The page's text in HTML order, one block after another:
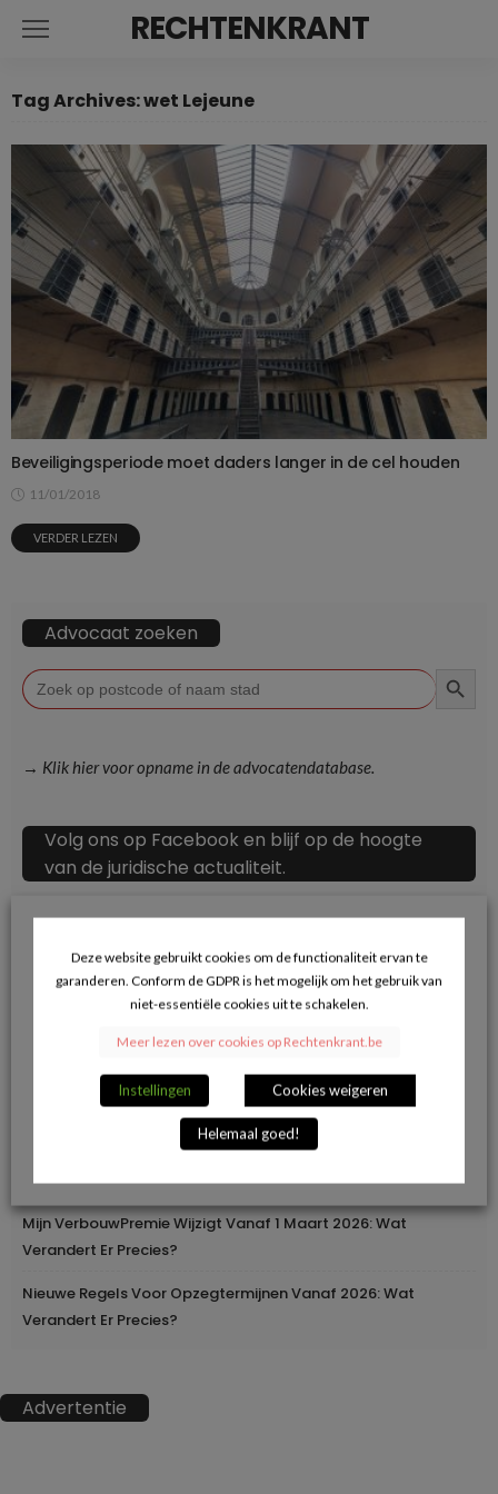
RECHTENKRANT
Tag Archives: wet Lejeune
Beveiligingsperiode moet daders langer in de cel houden
11/01/2018
VERDER LEZEN
Advocaat zoeken
Zoek
naar:
→ Klik hier voor opname in de advocatendatabase.
Volg ons op Facebook en blijf op de hoogte
van de juridische actualiteit.
Recente berichten
Herroepingsrecht Bij Online Aankopen: Wanneer Mag Je Iets
Geleidelijke Verhoging Van Loopbaanvoorwaarden
Europa Moderniseert Het Rijbewijs: Digitaal En
Grensoverschrijdend
Mijn VerbouwPremie Wijzigt Vanaf 1 Maart 2026: Wat
Verandert Er Precies?
Nieuwe Regels Voor Opzegtermijnen Vanaf 2026: Wat
Verandert Er Precies?
Advertentie
Deze website gebruikt cookies om de functionaliteit ervan te
garanderen. Conform de GDPR is het mogelijk om het gebruik van
niet-essentiële cookies uit te schakelen.
Meer lezen over cookies op Rechtenkrant.be
Instellingen Cookies weigeren
Helemaal goed!